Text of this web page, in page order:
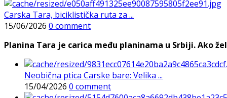
Carska Tara, biciklistička ruta za ...
15/06/2026 0 comment
Planina Tara je carica među planinama u Srbiji. Ako
Neobična ptica Carske bare: Velika ...
15/04/2026 0 comment